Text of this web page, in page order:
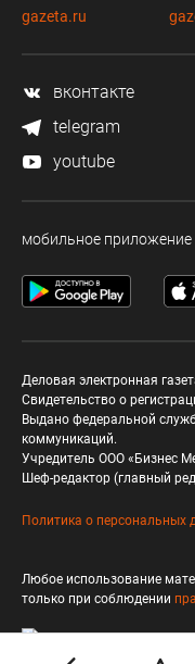
gazeta.ru
вконтакте
telegram
youtube
мобильное приложение
Деловая электронная
Свидетельство о
Выдано федеральной
коммуникаций.
Учредитель ООО «Бизнес
Шеф-редактор (главный
Политика о персональных
Любое использование
только при соблюдении